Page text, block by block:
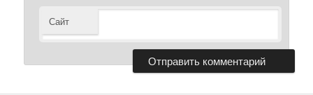
Сайт